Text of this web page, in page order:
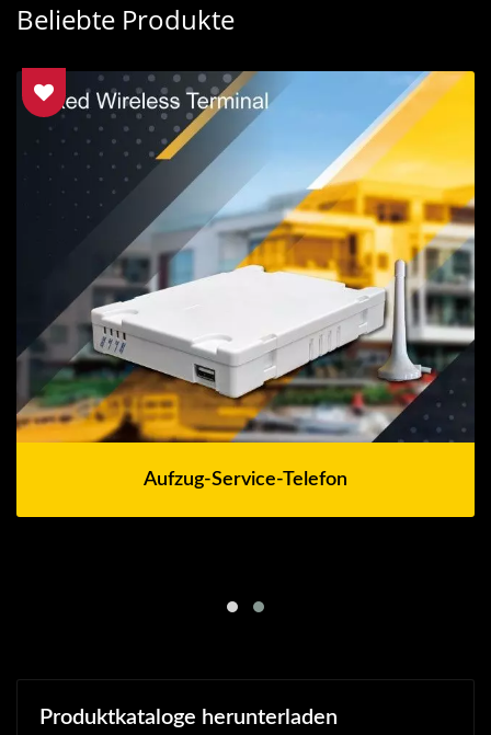
Beliebte Produkte
Aufzug-Service-Telefon
Produktkataloge herunterladen